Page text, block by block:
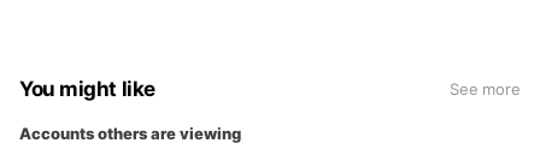
You might like See more
Accounts others are viewing